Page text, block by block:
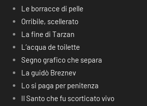
Le borracce di pelle
Orribile, scellerato
La fine di Tarzan
L’acqua de toilette
Segno grafico che separa
La guidò Breznev
Lo si paga per penitenza
Il Santo che fu scorticato vivo